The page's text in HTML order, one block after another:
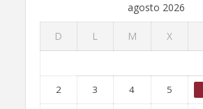
agosto 2026
D L M X
2 3 4 5